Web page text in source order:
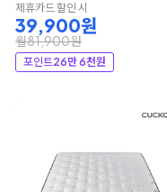
제휴카드 할인 시
39,900원
월81,900원
포인트26만 6천원